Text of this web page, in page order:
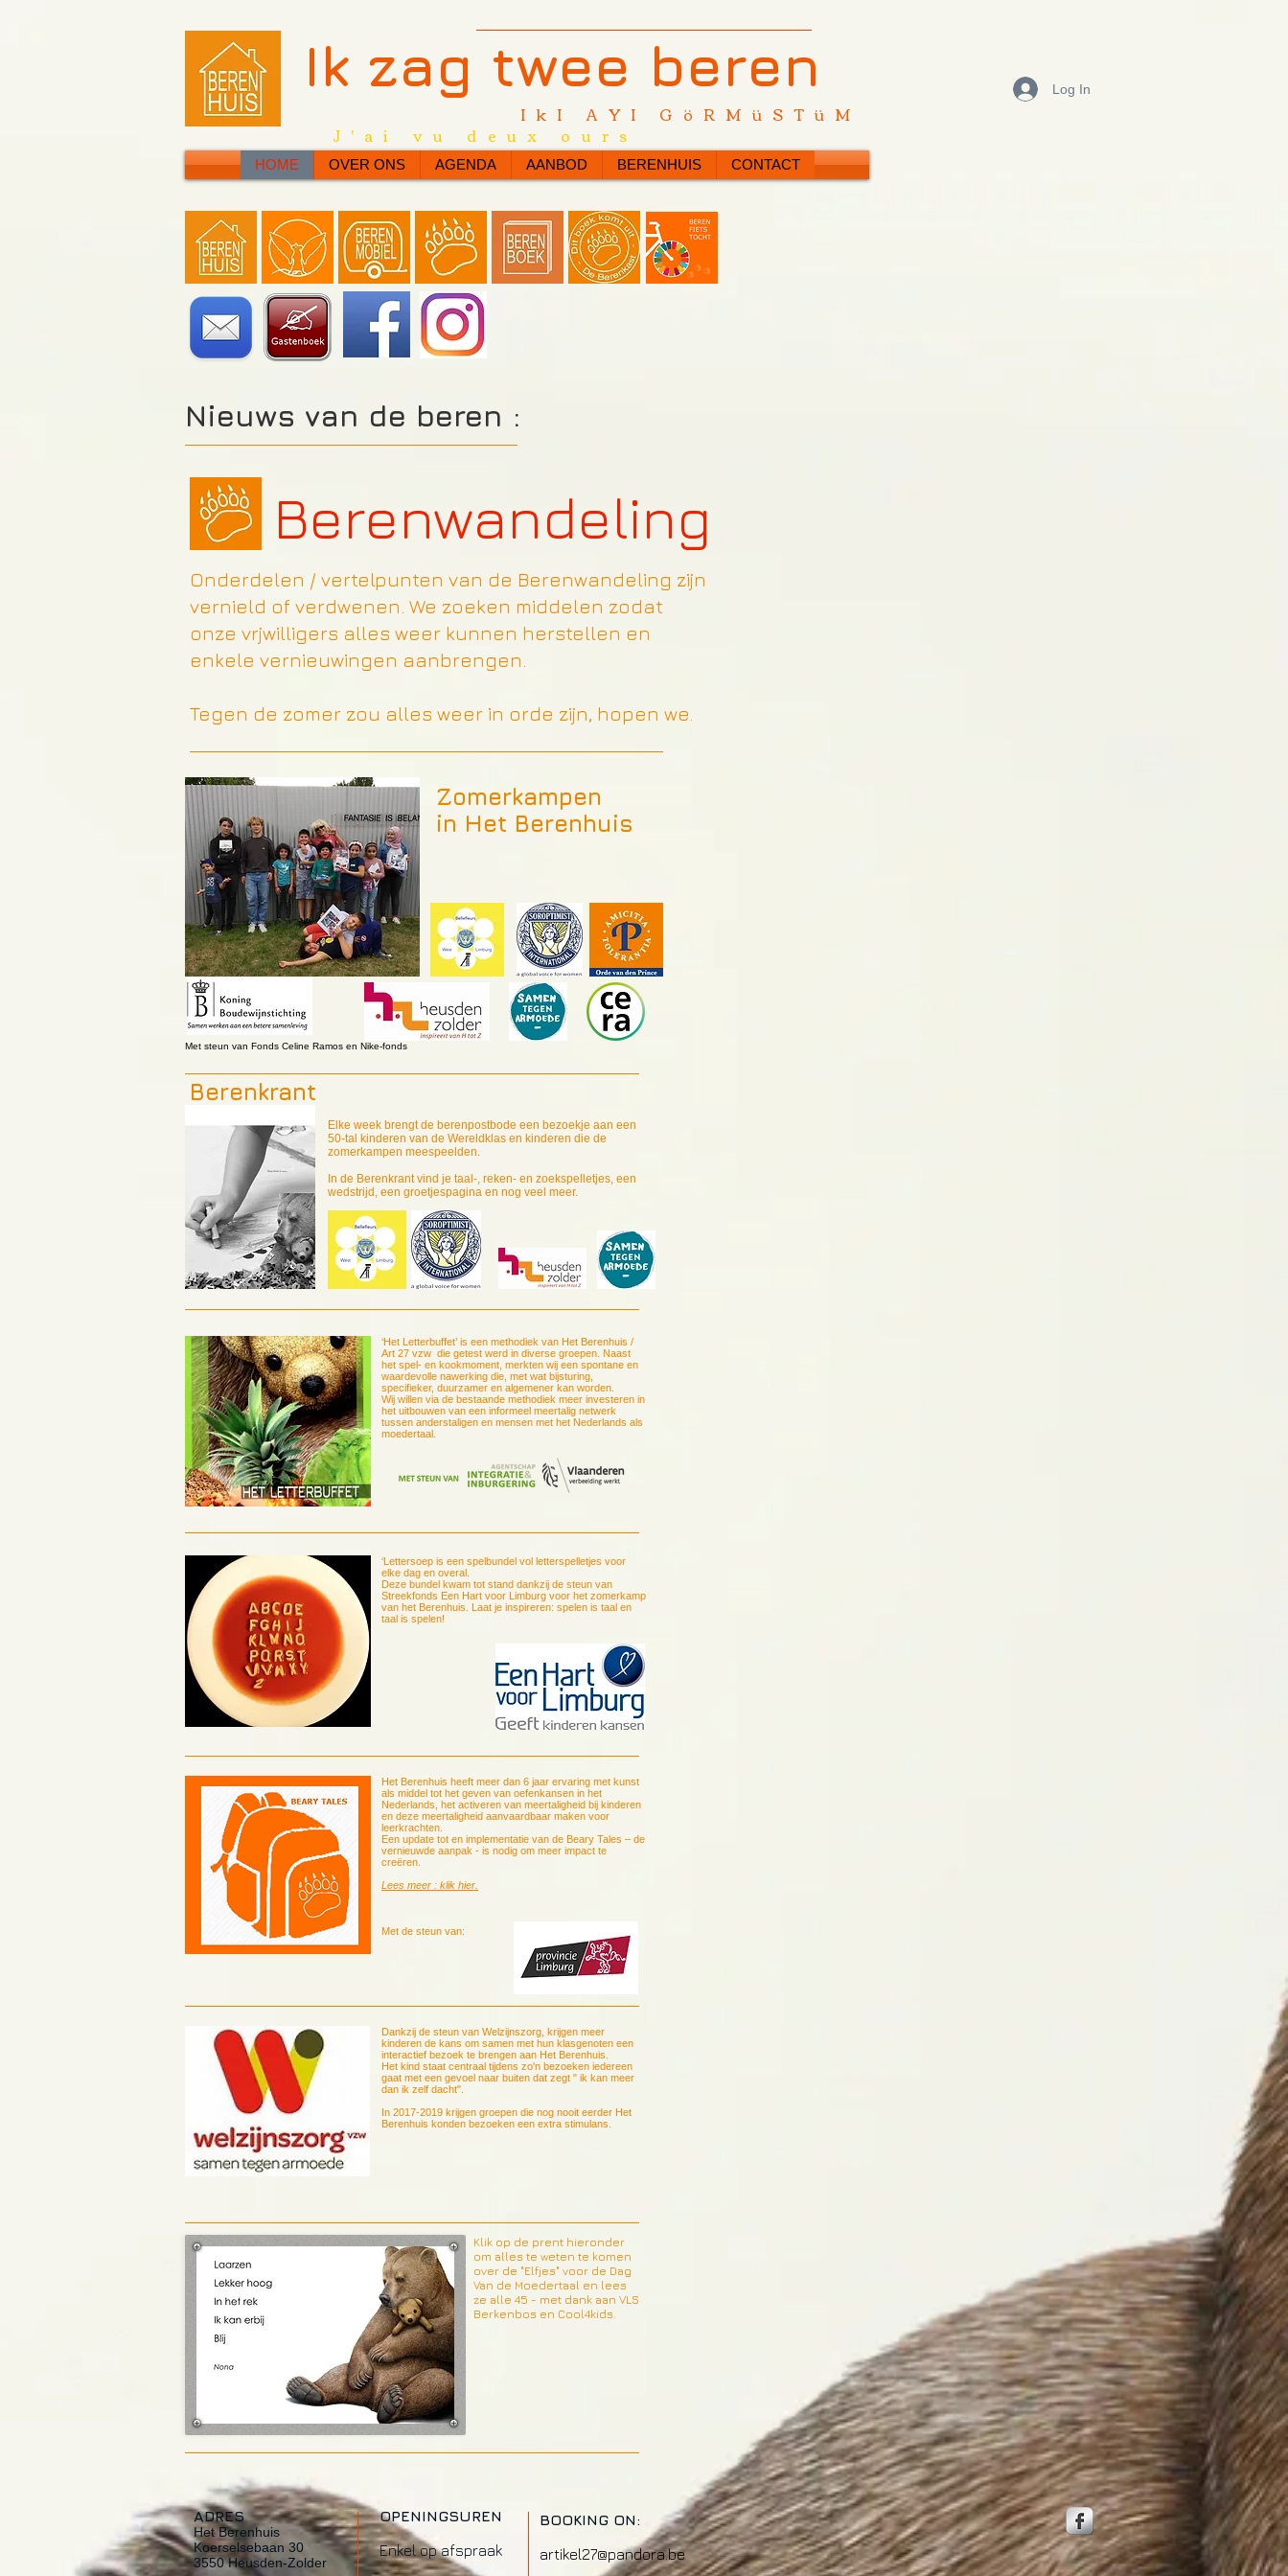
Ik zag twee beren
IkI AYI GöRMüSTüM
Log In
J'ai vu deux ours
HOME OVER ONS AGENDA AANBOD BERENHUIS CONTACT
Nieuws van de beren :
Berenwandeling
Onderdelen / vertelpunten van de Berenwandeling zijn
vernield of verdwenen. We zoeken middelen zodat
onze vrjwilligers alles weer kunnen herstellen en
enkele vernieuwingen aanbrengen.
Tegen de zomer zou alles weer in orde zijn, hopen we.
Zomerkampen
in Het Berenhuis
Met steun van Fonds Celine Ramos en Nike-fonds
Berenkrant
Elke week brengt de berenpostbode een bezoekje aan een
50-tal kinderen van de Wereldklas en kinderen die de
zomerkampen meespeelden.
In de Berenkrant vind je taal-, reken- en zoekspelletjes, een
wedstrijd, een groetjespagina en nog veel meer.
‘Het Letterbuffet’ is een methodiek van Het Berenhuis /
Art 27 vzw die getest werd in diverse groepen. Naast
het spel- en kookmoment, merkten wij een spontane en
waardevolle nawerking die, met wat bijsturing,
specifieker, duurzamer en algemener kan worden.
Wij willen via de bestaande methodiek meer investeren in
het uitbouwen van een informeel meertalig netwerk
tussen anderstaligen en mensen met het Nederlands als
moedertaal.
‘Lettersoep is een spelbundel vol letterspelletjes voor
elke dag en overal.
Deze bundel kwam tot stand dankzij de steun van
Streekfonds Een Hart voor Limburg voor het zomerkamp
van het Berenhuis. Laat je inspireren: spelen is taal en
taal is spelen!
Het Berenhuis heeft meer dan 6 jaar ervaring met kunst
als middel tot het geven van oefenkansen in het
Nederlands, het activeren van meertaligheid bij kinderen
en deze meertaligheid aanvaardbaar maken voor
leerkrachten.
Een update tot en implementatie van de Beary Tales – de
vernieuwde aanpak - is nodig om meer impact te
creëren.
Lees meer : klik hier.
Met de steun van:
Dankzij de steun van Welzijnszorg, krijgen meer
kinderen de kans om samen met hun klasgenoten een
interactief bezoek te brengen aan Het Berenhuis.
Het kind staat centraal tijdens zo'n bezoeken iedereen
gaat met een gevoel naar buiten dat zegt " ik kan meer
dan ik zelf dacht".
In 2017-2019 krijgen groepen die nog nooit eerder Het
Berenhuis konden bezoeken een extra stimulans.
Klik op de prent hieronder
om alles te weten te komen
over de "Elfjes" voor de Dag
Van de Moedertaal en lees
ze alle 45 - met dank aan VLS
Berkenbos en Cool4kids.
ADRES
Het Berenhuis
Koerselsebaan 30
3550 Heusden-Zolder
OPENINGSUREN
Enkel op afspraak
BOOKING ON:
artikel27@pandora.be